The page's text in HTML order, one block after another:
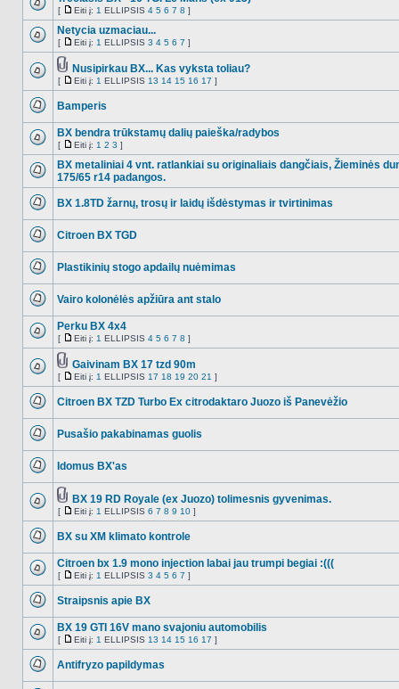
failų
NO_UNREAD_POSTS
[
Eiti
į
Eiti į: 1 ELLIPSIS 4 5 6 7 8 ]
NO_UNREAD_POSTS
Netycia uzmaciau...
[
Eiti
Eiti į: 1 ELLIPSIS 3 4 5 6 7 ]
NO_UNREAD_POSTS
Tema
turi
failų
Nusipirkau BX... Kas vyksta toliau?
[
Eiti
Eiti į: 1 ELLIPSIS 13 14 15 16 17 ]
Bamperis
NO_UNREAD_POSTS
BX bendra trūkstamų dalių paieška/radybos
[
Eiti
į
Eiti į: 1 2 3 ]
NO_UNREAD_POSTS
BX metaliniai 4 vnt. ratlankiai su originaliais dangčiais, Žieminės
175/65 r14 padangos.
BX 1.8TD žarnų, trosų ir laidų išdėstymas ir tvirtinimas
Citroen BX TGD
Plastikinių stogo apdailų nuėmimas
Vairo kolonėlės apžiūra ant stalo
NO_UNREAD_POSTS
Perku BX 4x4
[
Eiti
Eiti į: 1 ELLIPSIS 4 5 6 7 8 ]
NO_UNREAD_POSTS
Tema
turi
failų
Gaivinam BX 17 tzd 90m
[
Eiti
Eiti į: 1 ELLIPSIS 17 18 19 20 21 ]
Citroen BX TZD Turbo Ex citrodaktaro Juozo iš Panevėžio
Pusašio pakabinamas guolis
Idomus BX'as
NO_UNREAD_POSTS
Tema
turi
failų
BX 19 RD Royale (ex Juozo) tolimesnis gyvenimas.
[
Eiti
Eiti į: 1 ELLIPSIS 6 7 8 9 10 ]
BX su XM klimato kontrole
NO_UNREAD_POSTS
Citroen bx 1.9 mono injection labai jau trumpi begiai :(((
[
Eiti
Eiti į: 1 ELLIPSIS 3 4 5 6 7 ]
Straipsnis apie BX
NO_UNREAD_POSTS
BX 19 GTI 16V mano svajoniu automobilis
[
Eiti
Eiti į: 1 ELLIPSIS 13 14 15 16 17 ]
Antifryzo papildymas